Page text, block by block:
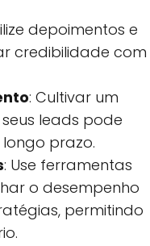
depoimentos e
credibilidade com
: Cultivar um
leads pode
prazo.
: Use ferramentas
o desempenho
permitindo